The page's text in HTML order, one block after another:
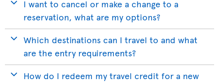
I want to cancel or make a change to a
reservation, what are my options?
Which destinations can I travel to and what
are the entry requirements?
How do I redeem my travel credit for a new